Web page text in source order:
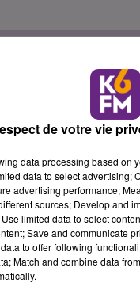
de votre vie
data processing based on
data to select
advertising performance;
sources; Develop and
limited data to select
Save and communicate
to offer following
Match and combine data